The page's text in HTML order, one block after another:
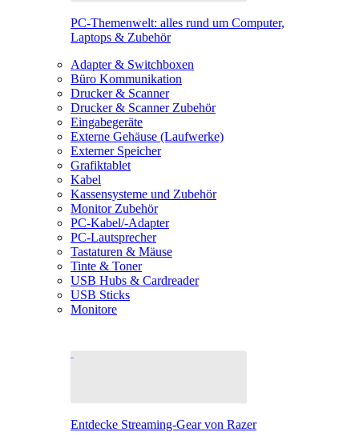
PC-Themenwelt: alles rund um Computer,
Laptops & Zubehör
Adapter & Switchboxen
Büro Kommunikation
Drucker & Scanner
Drucker & Scanner Zubehör
Eingabegeräte
Externe Gehäuse (Laufwerke)
Externer Speicher
Grafiktablet
Kabel
Kassensysteme und Zubehör
Monitor Zubehör
PC-Kabel/-Adapter
PC-Lautsprecher
Tastaturen & Mäuse
Tinte & Toner
USB Hubs & Cardreader
USB Sticks
Monitore
Entdecke Streaming-Gear von Razer